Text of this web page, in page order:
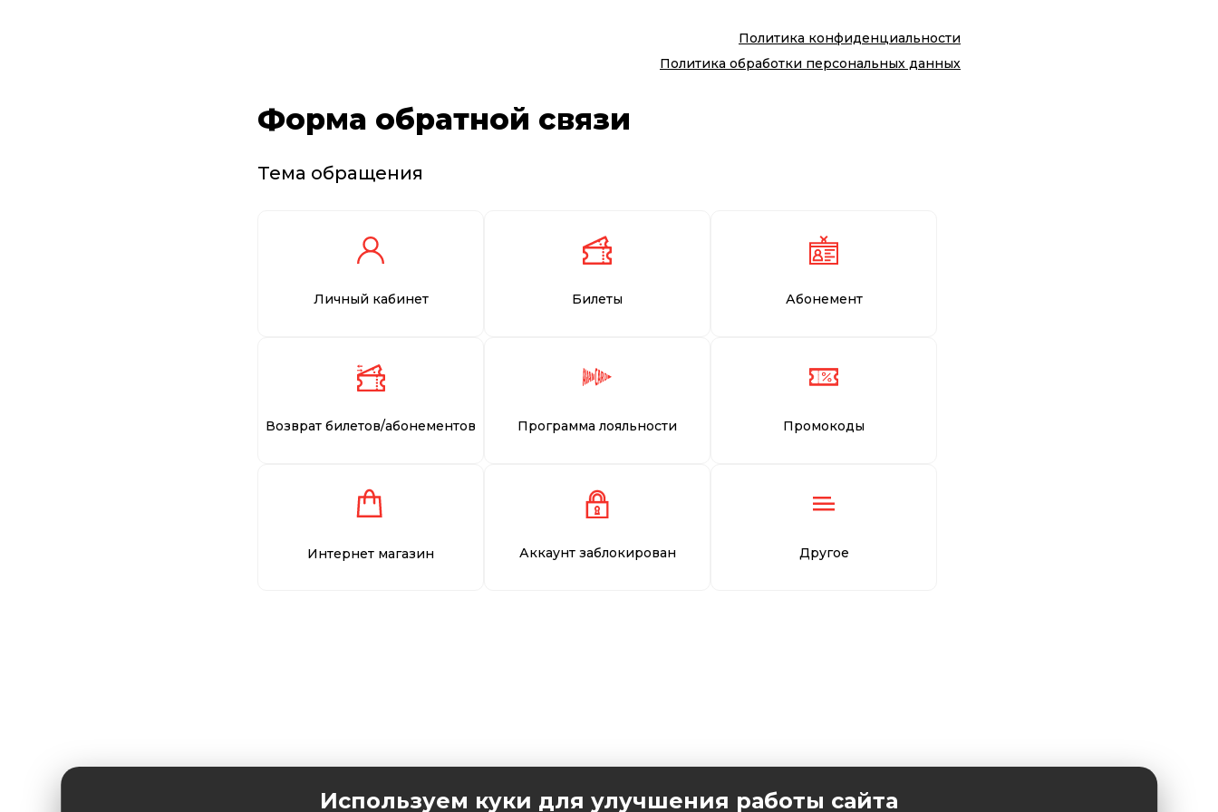
Политика конфиденциальности
Политика обработки персональных данных
Форма обратной связи
Тема обращения
Личный кабинет Билеты Абонемент
Возврат билетов/абонементов Программа лояльности Промокоды
Интернет магазин Аккаунт заблокирован Другое
Используем куки для улучшения работы сайта